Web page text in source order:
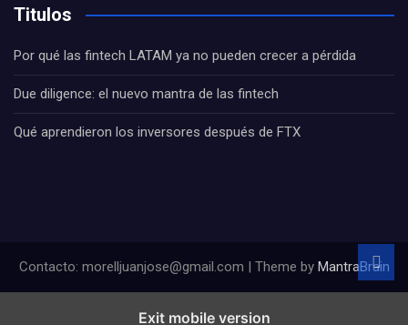
Titulos
Por qué las fintech LATAM ya no pueden crecer a pérdida
Due diligence: el nuevo mantra de las fintech
Qué aprendieron los inversores después de FTX
Contacto: morelljuanjose@gmail.com | Theme by MantraBrain
Exit mobile version